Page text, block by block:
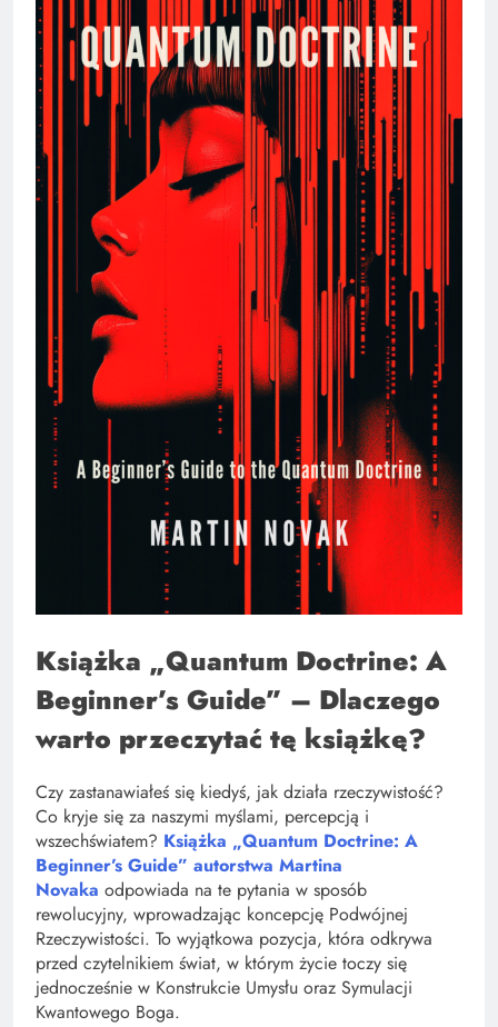
Książka „Quantum Doctrine: A
Beginner’s Guide” – Dlaczego
warto przeczytać tę książkę?
Czy zastanawiałeś się kiedyś, jak działa rzeczywistość?
Co kryje się za naszymi myślami, percepcją i
wszechświatem? Książka „Quantum Doctrine: A
Beginner’s Guide” autorstwa Martina
Novaka odpowiada na te pytania w sposób
rewolucyjny, wprowadzając koncepcję Podwójnej
Rzeczywistości. To wyjątkowa pozycja, która odkrywa
przed czytelnikiem świat, w którym życie toczy się
jednocześnie w Konstrukcie Umysłu oraz Symulacji
Kwantowego Boga.